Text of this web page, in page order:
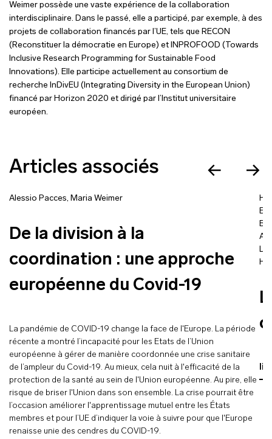
Weimer possède une vaste expérience de la collaboration
interdisciplinaire. Dans le passé, elle a participé, par exemple, à des
projets de collaboration financés par l’UE, tels que RECON
(Reconstituer la démocratie en Europe) et INPROFOOD (Towards
Inclusive Research Programming for Sustainable Food
Innovations). Elle participe actuellement au consortium de
recherche InDivEU (Integrating Diversity in the European Union)
financé par Horizon 2020 et dirigé par l’Institut universitaire
européen.
Articles associés
Alessio Pacces, Maria Weimer
De la division à la
coordination : une approche
européenne du Covid-19
La pandémie de COVID-19 change la face de l'Europe. La période
récente a montré l’incapacité pour les Etats de l’Union
européenne à gérer de manière coordonnée une crise sanitaire
de l’ampleur du Covid-19. Au mieux, cela nuit à l'efficacité de la
protection de la santé au sein de l'Union européenne. Au pire, elle
risque de briser l'Union dans son ensemble. La crise pourrait être
l’occasion améliorer l'apprentissage mutuel entre les États
membres et pour l’UE d’indiquer la voie à suivre pour que l'Europe
renaisse unie des cendres du COVID-19.